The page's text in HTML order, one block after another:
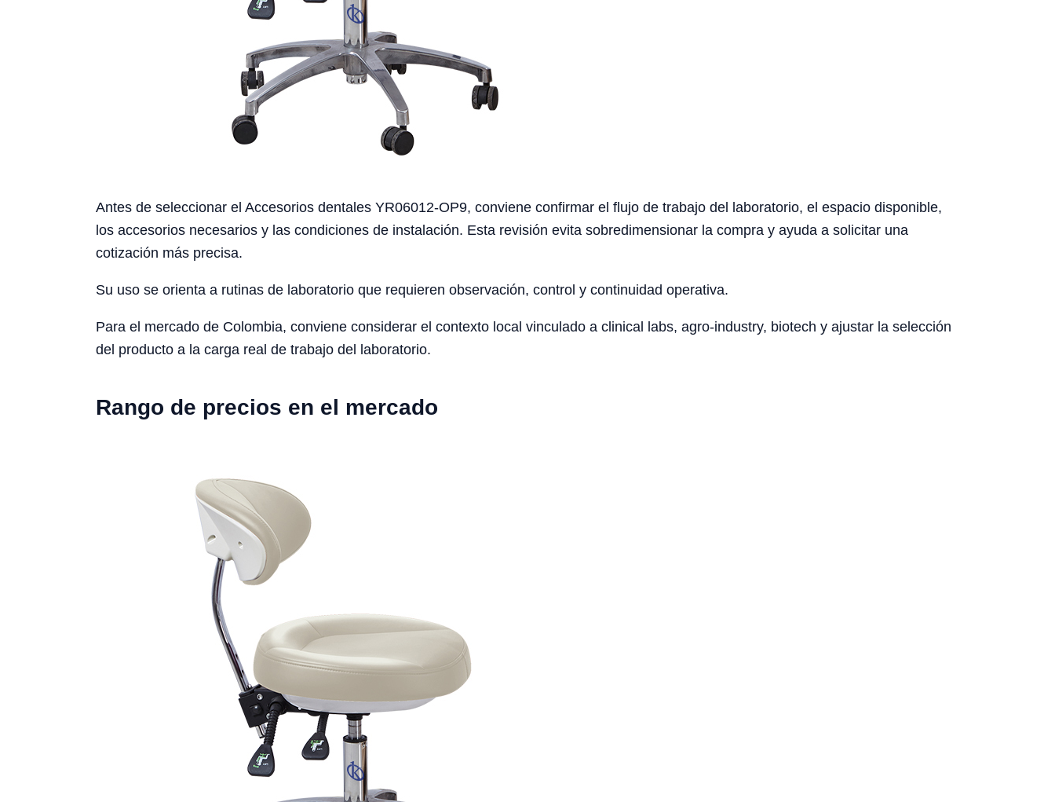
Antes de seleccionar el Accesorios dentales YR06012-OP9, conviene confirmar el flujo de trabajo del laboratorio, el espacio disponible,
los accesorios necesarios y las condiciones de instalación. Esta revisión evita sobredimensionar la compra y ayuda a solicitar una
cotización más precisa.
Su uso se orienta a rutinas de laboratorio que requieren observación, control y continuidad operativa.
Para el mercado de Colombia, conviene considerar el contexto local vinculado a clinical labs, agro-industry, biotech y ajustar la selección
del producto a la carga real de trabajo del laboratorio.
Rango de precios en el mercado